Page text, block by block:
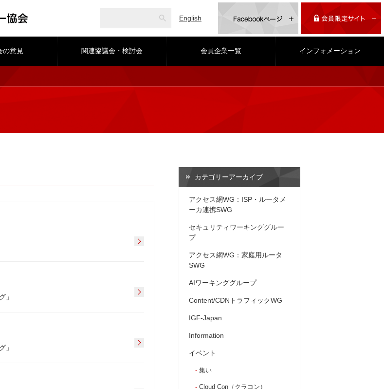
English
の意見 関連協議会・検討会 会員企業一覧 インフォメーション
」
」
カテゴリーアーカイブ
アクセス網WG：ISP・ルータメ
ーカ連携SWG
セキュリティワーキンググルー
プ
アクセス網WG：家庭用ルータ
SWG
AIワーキンググループ
Content/CDNトラフィックWG
IGF-Japan
Information
イベント
集い
Cloud Con（クラコン）